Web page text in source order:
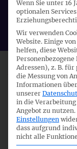
Veranstalter:
DRSC
10:00
Wenn Sie unter 16
optionalen
Wir verwenden
Website. Einige
helfen, diese
Adressen), z. B.
die Messung von
Informationen
unserer
in die
Angebot zu nutzen.
Einstellungen
dass aufgrund
nicht alle